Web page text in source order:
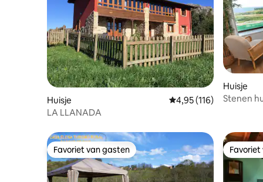
Huisje Gemiddelde
4,95 (116)
LA LLANADA
Huisje
Stenen
Favoriet van gasten
Favoriet van gasten